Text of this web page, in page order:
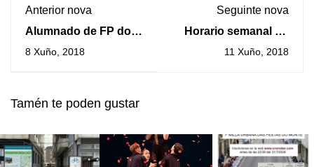
Anterior nova
Alumnado de FP do
IES A Sangriña realiza
8 Xuño, 2018
Seguinte nova
Horario semanal do
transbordador A
11 Xuño, 2018
Tamén te poden gustar